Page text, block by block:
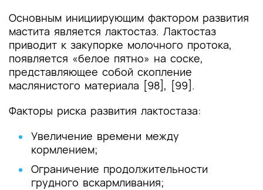
Основным инициирующим фактором развития
мастита является лактостаз. Лактостаз
приводит к закупорке молочного протока,
появляется «белое пятно» на соске,
представляющее собой скопление
маслянистого материала [98], [99].
Факторы риска развития лактостаза:
Увеличение времени между
кормлением;
Ограничение продолжительности
грудного вскармливания;